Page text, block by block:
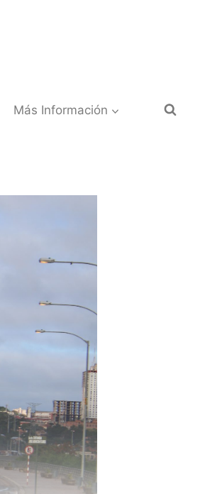
Más Información